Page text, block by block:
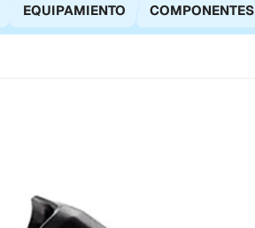
EQUIPAMIENTO COMPONENTES